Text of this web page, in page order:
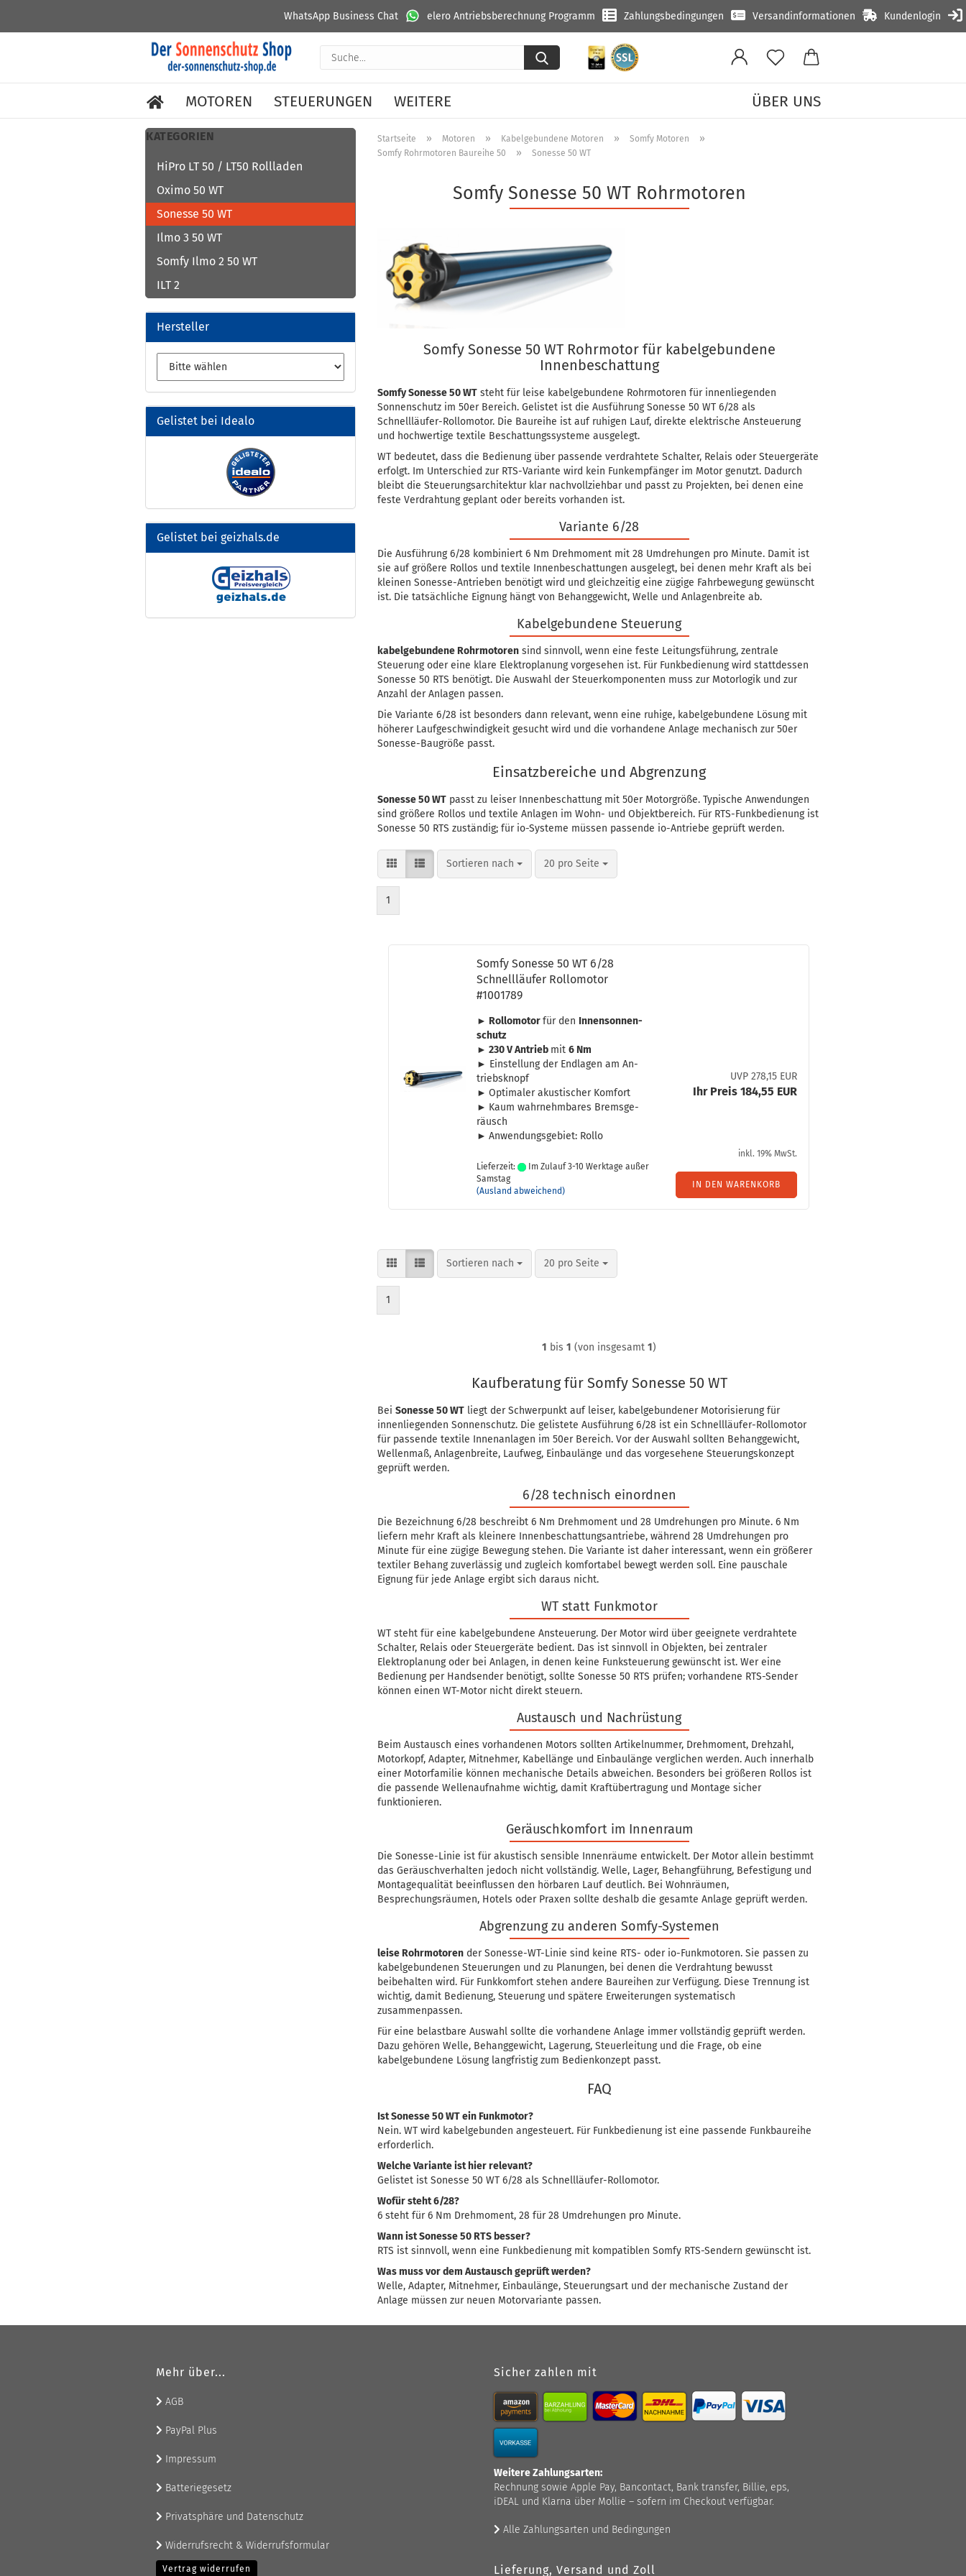
Kundenlogin
Versandinformationen
Zahlungsbedingungen
elero Antriebsberechnung Programm
WhatsApp Business Chat
Suche...
MOTOREN STEUERUNGEN ÜBER UNS
WEITERE
Startseite » Motoren » Kabelgebundene Motoren » Somfy Motoren »
Somfy Rohrmotoren Baureihe 50 » Sonesse 50 WT
Somfy Sonesse 50 WT Rohrmotoren
Somfy Sonesse 50 WT Rohrmotor für kabelgebundene
Innenbeschattung
Somfy Sonesse 50 WT steht für leise kabelgebundene Rohrmotoren für innenliegenden
Sonnenschutz im 50er Bereich. Gelistet ist die Ausführung Sonesse 50 WT 6/28 als
Schnellläufer-Rollomotor. Die Baureihe ist auf ruhigen Lauf, direkte elektrische Ansteuerung
und hochwertige textile Beschattungssysteme ausgelegt.
WT bedeutet, dass die Bedienung über passende verdrahtete Schalter, Relais oder Steuergeräte
erfolgt. Im Unterschied zur RTS-Variante wird kein Funkempfänger im Motor genutzt. Dadurch
bleibt die Steuerungsarchitektur klar nachvollziehbar und passt zu Projekten, bei denen eine
feste Verdrahtung geplant oder bereits vorhanden ist.
Variante 6/28
Die Ausführung 6/28 kombiniert 6 Nm Drehmoment mit 28 Umdrehungen pro Minute. Damit ist
sie auf größere Rollos und textile Innenbeschattungen ausgelegt, bei denen mehr Kraft als bei
kleinen Sonesse-Antrieben benötigt wird und gleichzeitig eine zügige Fahrbewegung gewünscht
ist. Die tatsächliche Eignung hängt von Behanggewicht, Welle und Anlagenbreite ab.
Kabelgebundene Steuerung
kabelgebundene Rohrmotoren sind sinnvoll, wenn eine feste Leitungsführung, zentrale
Steuerung oder eine klare Elektroplanung vorgesehen ist. Für Funkbedienung wird stattdessen
Sonesse 50 RTS benötigt. Die Auswahl der Steuerkomponenten muss zur Motorlogik und zur
Anzahl der Anlagen passen.
Die Variante 6/28 ist besonders dann relevant, wenn eine ruhige, kabelgebundene Lösung mit
höherer Laufgeschwindigkeit gesucht wird und die vorhandene Anlage mechanisch zur 50er
Sonesse-Baugröße passt.
Einsatzbereiche und Abgrenzung
Sonesse 50 WT passt zu leiser Innenbeschattung mit 50er Motorgröße. Typische Anwendungen
sind größere Rollos und textile Anlagen im Wohn- und Objektbereich. Für RTS-Funkbedienung ist
Sonesse 50 RTS zuständig; für io-Systeme müssen passende io-Antriebe geprüft werden.
Sortieren nach
Sortieren nach 20 pro Seite
pro Seite
1
Somfy So­nes­se 50 WT 6/28
Schnell­läu­fer Rol­lo­mo­tor
#1001789
► Rol­lo­mo­torfür den In­nen­son­nen­
schutz
► 230 V An­trieb mit6 Nm
► Ein­stel­lung der End­la­gen am An­
triebs­knopf
►Op­ti­ma­ler akus­ti­scher Kom­fort
► Kaum wahr­nehm­ba­res Brems­ge­
räusch
►An­wen­dungs­ge­biet: Rollo
Lieferzeit:
Im Zulauf 3-10 Werktage außer
Samstag
(Ausland abweichend)
UVP 278,15 EUR
Ihr Preis 184,55 EUR
inkl. 19% MwSt.
IN DEN WARENKORB
Sortieren nach
Sortieren nach 20 pro Seite
pro Seite
1
1 bis1 (von insgesamt1)
Kaufberatung für Somfy Sonesse 50 WT
BeiSonesse 50 WT liegt der Schwerpunkt auf leiser, kabelgebundener Motorisierung für
innenliegenden Sonnenschutz. Die gelistete Ausführung 6/28 ist ein Schnellläufer-Rollomotor
für passende textile Innenanlagen im 50er Bereich. Vor der Auswahl sollten Behanggewicht,
Wellenmaß, Anlagenbreite, Laufweg, Einbaulänge und das vorgesehene Steuerungskonzept
geprüft werden.
6/28 technisch einordnen
Die Bezeichnung 6/28 beschreibt 6 Nm Drehmoment und 28 Umdrehungen pro Minute. 6 Nm
liefern mehr Kraft als kleinere Innenbeschattungsantriebe, während 28 Umdrehungen pro
Minute für eine zügige Bewegung stehen. Die Variante ist daher interessant, wenn ein größerer
textiler Behang zuverlässig und zugleich komfortabel bewegt werden soll. Eine pauschale
Eignung für jede Anlage ergibt sich daraus nicht.
WT statt Funkmotor
WT steht für eine kabelgebundene Ansteuerung. Der Motor wird über geeignete verdrahtete
Schalter, Relais oder Steuergeräte bedient. Das ist sinnvoll in Objekten, bei zentraler
Elektroplanung oder bei Anlagen, in denen keine Funksteuerung gewünscht ist. Wer eine
Bedienung per Handsender benötigt, sollte Sonesse 50 RTS prüfen; vorhandene RTS-Sender
können einen WT-Motor nicht direkt steuern.
Austausch und Nachrüstung
Beim Austausch eines vorhandenen Motors sollten Artikelnummer, Drehmoment, Drehzahl,
Motorkopf, Adapter, Mitnehmer, Kabellänge und Einbaulänge verglichen werden. Auch innerhalb
einer Motorfamilie können mechanische Details abweichen. Besonders bei größeren Rollos ist
die passende Wellenaufnahme wichtig, damit Kraftübertragung und Montage sicher
funktionieren.
Geräuschkomfort im Innenraum
Die Sonesse-Linie ist für akustisch sensible Innenräume entwickelt. Der Motor allein bestimmt
das Geräuschverhalten jedoch nicht vollständig. Welle, Lager, Behangführung, Befestigung und
Montagequalität beeinflussen den hörbaren Lauf deutlich. Bei Wohnräumen,
Besprechungsräumen, Hotels oder Praxen sollte deshalb die gesamte Anlage geprüft werden.
Abgrenzung zu anderen Somfy-Systemen
leise Rohrmotoren der Sonesse-WT-Linie sind keine RTS- oder io-Funkmotoren. Sie passen zu
kabelgebundenen Steuerungen und zu Planungen, bei denen die Verdrahtung bewusst
beibehalten wird. Für Funkkomfort stehen andere Baureihen zur Verfügung. Diese Trennung ist
wichtig, damit Bedienung, Steuerung und spätere Erweiterungen systematisch
zusammenpassen.
Für eine belastbare Auswahl sollte die vorhandene Anlage immer vollständig geprüft werden.
Dazu gehören Welle, Behanggewicht, Lagerung, Steuerleitung und die Frage, ob eine
kabelgebundene Lösung langfristig zum Bedienkonzept passt.
FAQ
Ist Sonesse 50 WT ein Funkmotor?
Nein. WT wird kabelgebunden angesteuert. Für Funkbedienung ist eine passende Funkbaureihe
erforderlich.
Welche Variante ist hier relevant?
Gelistet ist Sonesse 50 WT 6/28 als Schnellläufer-Rollomotor.
Wofür steht 6/28?
6 steht für 6 Nm Drehmoment, 28 für 28 Umdrehungen pro Minute.
Wann ist Sonesse 50 RTS besser?
RTS ist sinnvoll, wenn eine Funkbedienung mit kompatiblen Somfy RTS-Sendern gewünscht ist.
Was muss vor dem Austausch geprüft werden?
Welle, Adapter, Mitnehmer, Einbaulänge, Steuerungsart und der mechanische Zustand der
Anlage müssen zur neuen Motorvariante passen.
KATEGORIEN
HiPro LT 50 / LT50 Rollladen
Oximo 50 WT
Sonesse 50 WT
Ilmo 3 50 WT
Somfy Ilmo 2 50 WT
ILT 2
Hersteller
Gelistet bei Idealo
Gelistet bei geizhals.de
Mehr über...
AGB
PayPal Plus
Impressum
Batteriegesetz
Privatsphäre und Datenschutz
Widerrufsrecht & Widerrufsformular
Vertrag widerrufen
Sicher zahlen mit
Weitere Zahlungsarten:
Rechnung sowie Apple Pay, Bancontact, Bank transfer, Billie, eps,
iDEAL und Klarna über Mollie – sofern im Checkout verfügbar.
Alle Zahlungsarten und Bedingungen
Lieferung, Versand und Zoll